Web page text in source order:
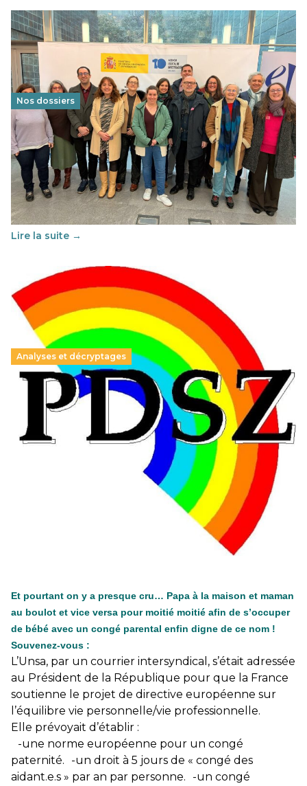
Nos dossiers
Éducation au vivre-ensemble : un échange croisé
franco-espagnol pour changer d’approche
29 juin 2026-National
Cette année, l'UNSA Éducation a mené un projet Erasmus
soutenu par l'union Européenne et centré sur l'éducation
au vivre-ensemble : quelles différences entre la France…
Lire la suite →
Analyses et décryptages
Hongrie : du changement pour les politiques
éducatives, aussi !
25 juin 2026
En Hongrie, le conservateur Peter Magyar et son parti
Tisza "Respect et liberté" ont remporté une large victoire,
contre le premier ministre sortant, Viktor Orban,…
Et pourtant on y a presque cru… Papa à la maison et maman
au boulot et vice versa pour moitié moitié afin de s’occuper
de bébé avec un congé parental enfin digne de ce nom !
Souvenez-vous :
L’Unsa, par un courrier intersyndical, s’était adressée
au Président de la République pour que la France
soutienne le projet de directive européenne sur
l’équilibre vie personnelle/vie professionnelle.
Elle prévoyait d’établir :
-une norme européenne pour un congé
paternité. -un droit à 5 jours de « congé des
aidant.e.s » par an par personne. -un congé